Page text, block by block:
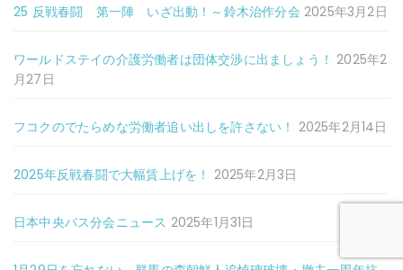
25 反戦春闘 第一陣 いざ出動！～鈴木治作分会 2025年3月2日
ワールドステイの介護労働者は団体交渉に出ましょう！ 2025年2
月27日
フコクのでたらめな労働者追い出しを許さない！ 2025年2月14日
2025年反戦春闘で大幅賃上げを！ 2025年2月3日
日本中央バス分会ニュース 2025年1月31日